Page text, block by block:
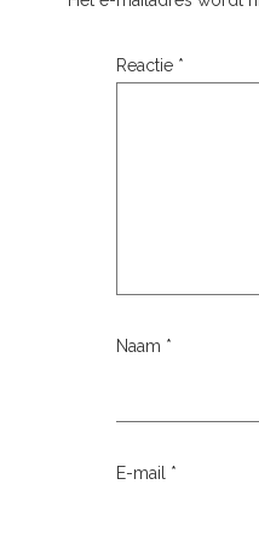
Reactie *
Naam *
E-mail *